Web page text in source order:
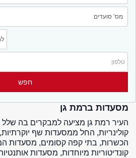
מסעדות ברמת גן
העיר רמת גן מציעה למבקרים בה שלל
קולינריות, החל ממסעדות שף
הכשרות, בתי קפה קסומים, מסעדות
קונדיטוריות מיוחדות, מסעדות